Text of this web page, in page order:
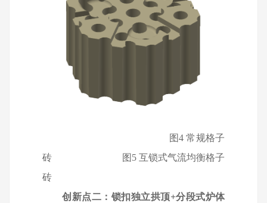
图4常规格子
砖 图 5 互锁式气流均衡格子
砖
创新点二：锁扣独立拱顶+分段式炉体